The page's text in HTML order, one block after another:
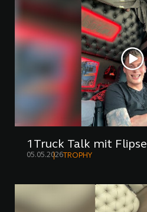
1Truck Talk mit Flipse
05.05.2026TROPHY